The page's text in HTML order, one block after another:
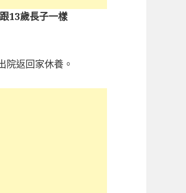
13歲長子一樣
院返回家休養。